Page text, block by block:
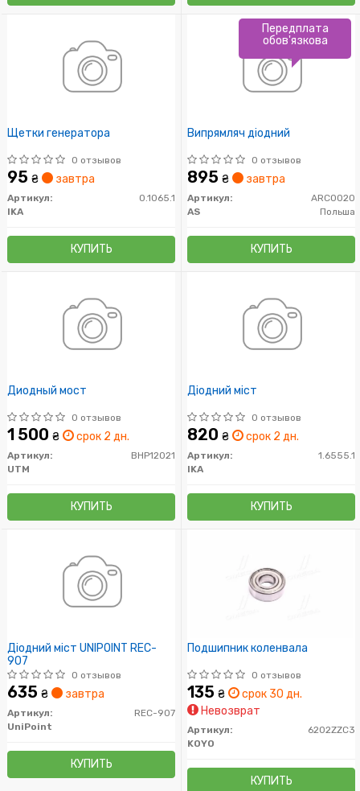
Щетки генератора
0 отзывов
95 ₴ завтра
Артикул:
0.1065.1
IKA
КУПИТЬ
Випрямляч діодний
0 отзывов
895 ₴ завтра
Артикул:
ARC0020
AS
Польша
КУПИТЬ
Передплата
обов'язкова
Диодный мост
0 отзывов
1 500 ₴ срок 2 дн.
Артикул:
BHP12021
UTM
КУПИТЬ
Діодний міст
0 отзывов
820 ₴ срок 2 дн.
Артикул:
1.6555.1
IKA
КУПИТЬ
Діодний міст UNIPOINT REC-
907
0 отзывов
635 ₴ завтра
Артикул:
REC-907
UniPoint
КУПИТЬ
Подшипник коленвала
0 отзывов
135 ₴
срок 30 дн.
Невозврат
Артикул:
6202ZZC3
KOYO
КУПИТЬ